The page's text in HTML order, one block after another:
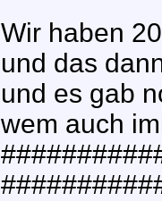
Wir haben
und das
und es gab
wem auch